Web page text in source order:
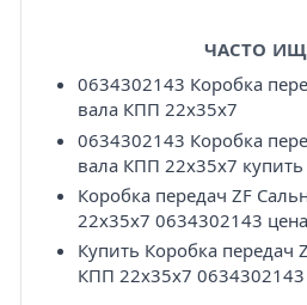
ЧАСТО
0634302143 Коробка
вала КПП 22х35х7
0634302143 Коробка
вала КПП 22х35х7 купить
Коробка передач ZF
22х35х7 0634302143 цена
Купить Коробка передач
КПП 22х35х7 0634302143